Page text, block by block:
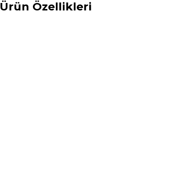
Ürün Özellikleri